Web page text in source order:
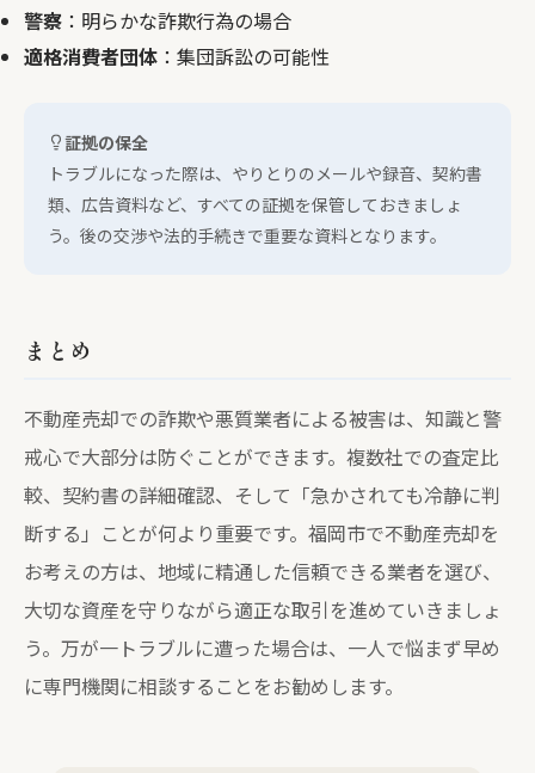
警察 ：明らかな詐欺行為の場合
適格消費者団体 ：集団訴訟の可能性
証拠の保全
トラブルになった際は、やりとりのメールや録音、契約書
類、広告資料など、すべての証拠を保管しておきましょ
う。後の交渉や法的手続きで重要な資料となります。
まとめ
不動産売却での詐欺や悪質業者による被害は、知識と警
戒心で大部分は防ぐことができます。複数社での査定比
較、契約書の詳細確認、そして「急かされても冷静に判
断する」ことが何より重要です。福岡市で不動産売却を
お考えの方は、地域に精通した信頼できる業者を選び、
大切な資産を守りながら適正な取引を進めていきましょ
う。万が一トラブルに遭った場合は、一人で悩まず早め
に専門機関に相談することをお勧めします。